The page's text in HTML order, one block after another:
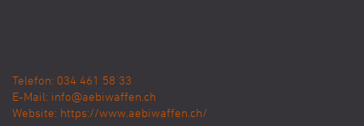
Telefon: 034 461 58 33
E-Mail: info@aebiwaffen.ch
Website: https://www.aebiwaffen.ch/